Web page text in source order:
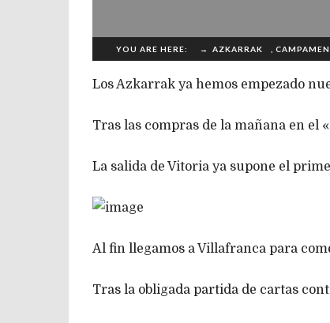
YOU ARE HERE: → AZKARRAK
Los Azkarrak ya hemos empezado
Tras las compras de la mañana en
La salida de Vitoria ya supone el
Al fin llegamos a Villafranca para
Tras la obligada partida de cartas